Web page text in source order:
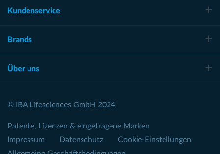
Kundenservice
Brands
Über uns
© IBA Lifesciences GmbH 2024
Patente, Lizenzen & eingetragene Marken
Impressum
Datenschutz
Cookie-Einstellungen